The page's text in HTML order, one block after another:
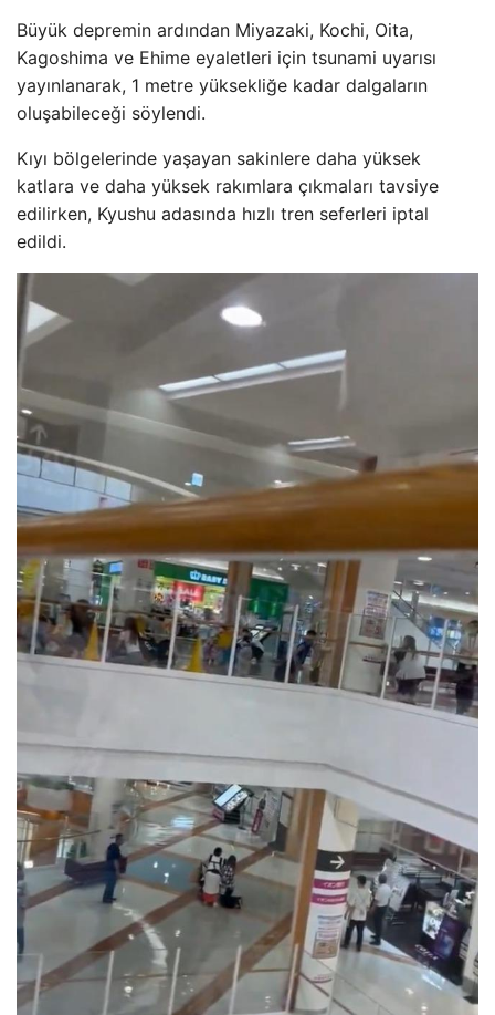
Büyük depremin ardından Miyazaki, Kochi, Oita,
Kagoshima ve Ehime eyaletleri için tsunami uyarısı
yayınlanarak, 1 metre yüksekliğe kadar dalgaların
oluşabileceği söylendi.
Kıyı bölgelerinde yaşayan sakinlere daha yüksek
katlara ve daha yüksek rakımlara çıkmaları tavsiye
edilirken, Kyushu adasında hızlı tren seferleri iptal
edildi.